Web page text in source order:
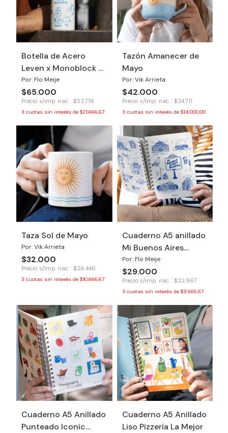
Botella de Acero
Leven x Monoblock -
Argentina Campeón
Por: Flo Meije
$65.000
Precio s/imp. nac. : $53.719
3 cuotas sin interés de $21.666,67
Tazón Amanecer de
Mayo
Por: Vik Arrieta
$42.000
Precio s/imp. nac. : $34.711
3 cuotas sin interés de $14.000,00
Taza Sol de Mayo
Por: Vik Arrieta
$32.000
Precio s/imp. nac. : $26.446
3 cuotas sin interés de $10.666,67
Cuaderno A5 anillado
Mi Buenos Aires
Querido
Por: Flo Meije
$29.000
Precio s/imp. nac. : $23.967
3 cuotas sin interés de $9.666,67
Cuaderno A5 Anillado
Punteado Iconic
Cuaderno A5 Anillado
Liso Pizzería La Mejor